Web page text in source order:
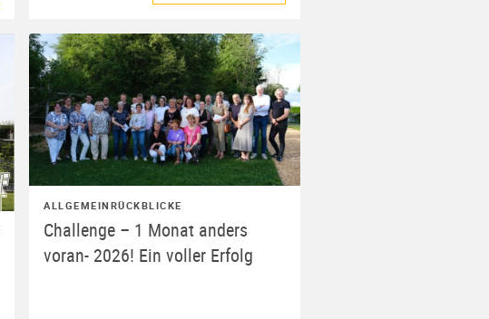
ALLGEMEIN RÜCKBLICKE
Challenge – 1 Monat anders
voran- 2026! Ein voller Erfolg